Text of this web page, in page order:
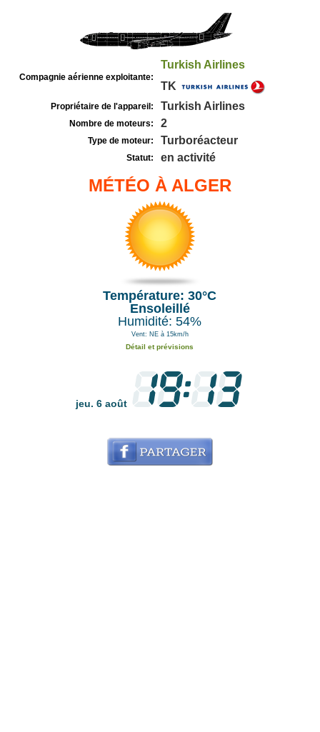
Compagnie aérienne exploitante:
Turkish Airlines
TK
Propriétaire de l'appareil: Turkish Airlines
Nombre de moteurs: 2
Type de moteur: Turboréacteur
Statut: en activité
MÉTÉO À ALGER
Température: 30°C
Ensoleillé
Humidité: 54%
Vent: NE à 15km/h
Détail et prévisions
jeu. 6 août